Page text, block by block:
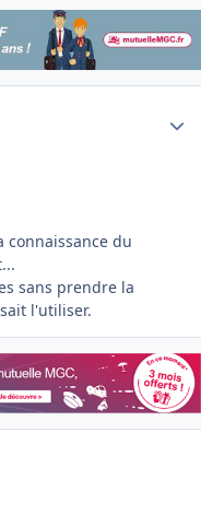
connaissance du
sans prendre la
l'utiliser.